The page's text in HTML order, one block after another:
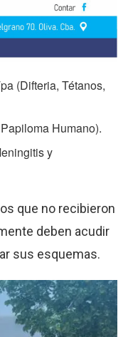
(Difteria, Tétanos,
Humano).
y
que no recibieron
deben acudir
sus esquemas.